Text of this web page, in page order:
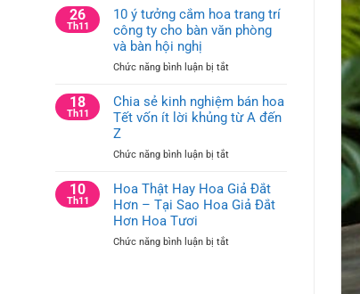
Nghĩa
Của
Noel
Dẫn
Cắm
Trang
Trí
Nghị
Bàn
Họp
26
Th11
10 ý tưởng cắm hoa trang trí
công ty cho bàn văn phòng
và bàn hội nghị
Chức năng bình luận bị tắtở
ý
tưởng
trang
công
ty
văn
18
Th11
Chia sẻ kinh nghiệm bán hoa
Tết vốn ít lời khủng từ A đến
Z
Chức năng bình luận bị tắtở
sẻ
kinh
hoa
10
Th11
Hoa Thật Hay Hoa Giả Đắt
Hơn – Tại Sao Hoa Giả Đắt
Hơn Hoa Tươi
Chức năng bình luận bị tắtở